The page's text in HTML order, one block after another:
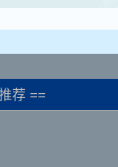
荐 ==